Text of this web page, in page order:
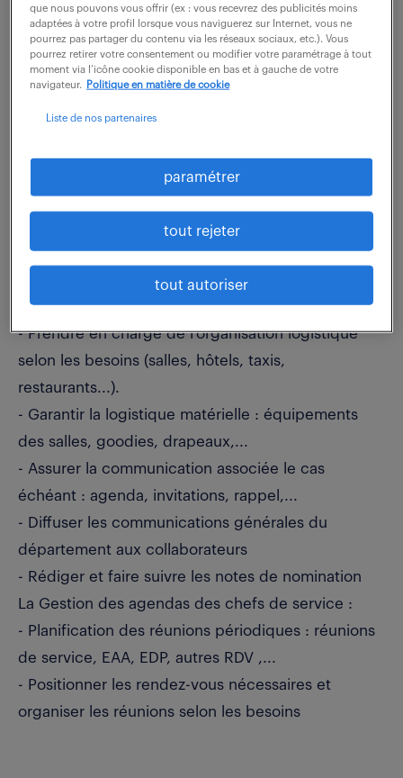
passage des commandes
- Edition des plannings et reliquats de congés
- Gestion des décomptes de jours de mission
- Gestion des demandes informatiques et des
demandes de travaux
relance des collaborateurs
- Support à l'édition des notes de frais et
délégation de validation
- Gestion des entrées / sorties de collaborateurs
(stages, apprentissages, …)
L'Organisation logistique :
- Prendre en charge de l'organisation logistique
selon les besoins (salles, hôtels, taxis,
restaurants...).
- Garantir la logistique matérielle : équipements
des salles, goodies, drapeaux,...
- Assurer la communication associée le cas
échéant : agenda, invitations, rappel,...
- Diffuser les communications générales du
département aux collaborateurs
- Rédiger et faire suivre les notes de nomination
La Gestion des agendas des chefs de service :
- Planification des réunions périodiques : réunions
de service, EAA, EDP, autres RDV ,...
- Positionner les rendez-vous nécessaires et
organiser les réunions selon les besoins
que nous pouvons vous offrir (ex : vous recevrez des publicités moins
adaptées à votre profil lorsque vous naviguerez sur Internet, vous ne
pourrez pas partager du contenu via les réseaux sociaux, etc.). Vous
pourrez retirer votre consentement ou modifier votre paramétrage à tout
moment via l’icône cookie disponible en bas et à gauche de votre
navigateur.
Politique en matière de cookie
Liste de nos partenaires
paramétrer
tout rejeter
tout autoriser